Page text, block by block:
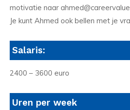
motivatie naar
Je kunt Ahmed ook bellen met je
Salaris:
2400 – 3600 euro
Uren per week